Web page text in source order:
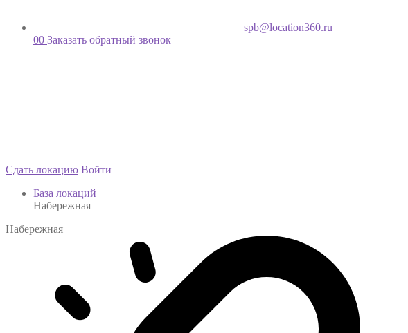
spb@location360.ru
00 Заказать обратный звонок
Сдать локацию Войти
База локаций
Набережная
Набережная